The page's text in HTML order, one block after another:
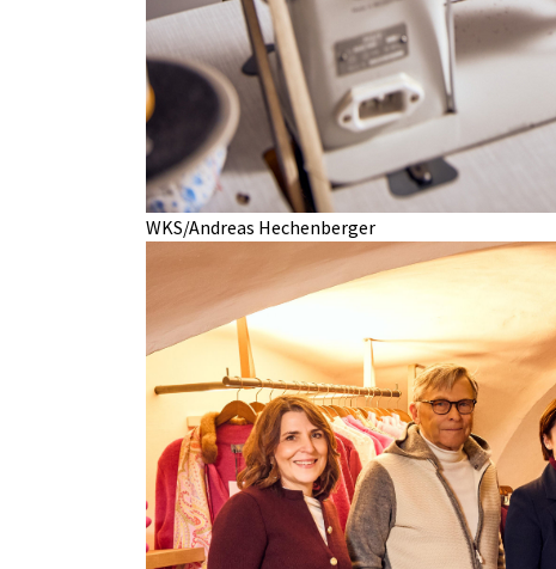
WKS/Andreas Hechenberger